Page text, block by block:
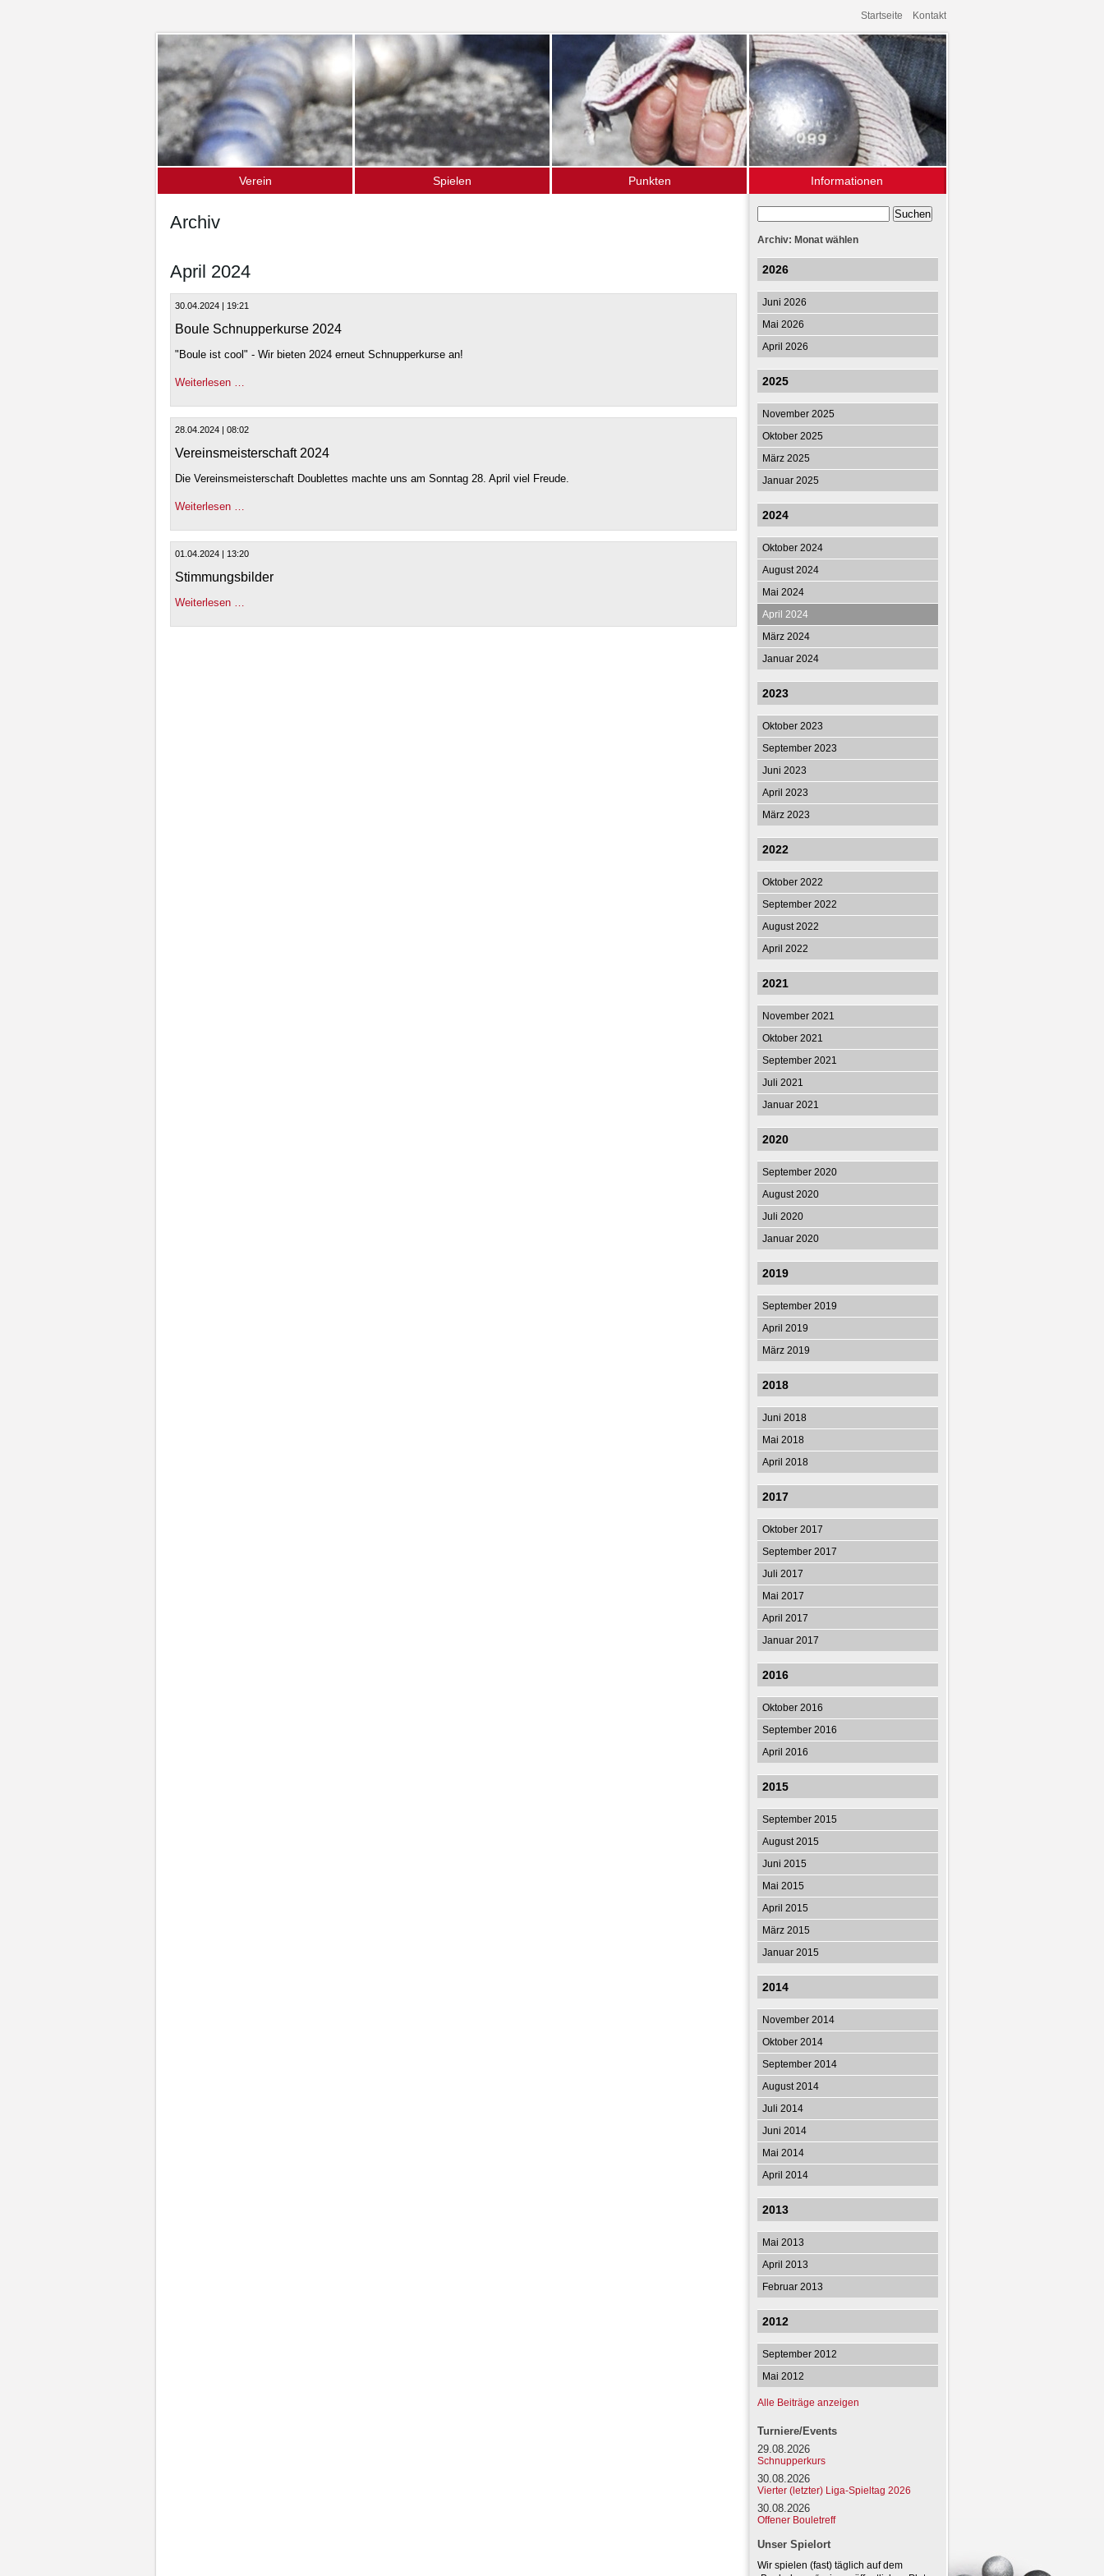
Startseite Kontakt
Verein Spielen Punkten
Informationen
Archiv
Links
Archiv
April 2024
30.04.2024 | 19:21
Boule Schnupperkurse 2024
"Boule ist cool" - Wir bieten 2024 erneut Schnupperkurse an!
Weiterlesen …
28.04.2024 | 08:02
Vereinsmeisterschaft 2024
Die Vereinsmeisterschaft Doublettes machte uns am Sonntag 28. April viel Freude.
Weiterlesen …
01.04.2024 | 13:20
Stimmungsbilder
Weiterlesen …
Archiv: Monat wählen
2026
Juni 2026
Mai 2026
April 2026
2025
November 2025
Oktober 2025
März 2025
Januar 2025
2024
Oktober 2024
August 2024
Mai 2024
April 2024
März 2024
Januar 2024
2023
Oktober 2023
September 2023
Juni 2023
April 2023
März 2023
2022
Oktober 2022
September 2022
August 2022
April 2022
2021
November 2021
Oktober 2021
September 2021
Juli 2021
Januar 2021
2020
September 2020
August 2020
Juli 2020
Januar 2020
2019
September 2019
April 2019
März 2019
2018
Juni 2018
Mai 2018
April 2018
2017
Oktober 2017
September 2017
Juli 2017
Mai 2017
April 2017
Januar 2017
2016
Oktober 2016
September 2016
April 2016
2015
September 2015
August 2015
Juni 2015
Mai 2015
April 2015
März 2015
Januar 2015
2014
November 2014
Oktober 2014
September 2014
August 2014
Juli 2014
Juni 2014
Mai 2014
April 2014
2013
Mai 2013
April 2013
Februar 2013
2012
September 2012
Mai 2012
Alle Beiträge anzeigen
Turniere/Events
29.08.2026
Schnupperkurs
30.08.2026
Vierter (letzter) Liga-Spieltag 2026
30.08.2026
Offener Bouletreff
Unser Spielort
Wir spielen (fast) täglich auf dem